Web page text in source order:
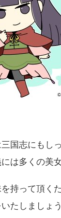
国志にもし
は多くの美
持って頂く
たしましょう